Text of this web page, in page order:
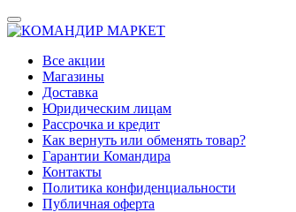
Все акции
Магазины
Доставка
Юридическим лицам
Рассрочка и кредит
Как вернуть или обменять товар?
Гарантии Командира
Контакты
Политика конфиденциальности
Публичная оферта